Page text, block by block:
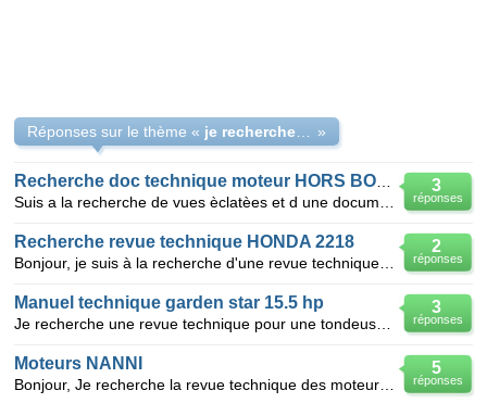
Réponses sur le thème « »
3
réponses
2
réponses
Recherche revue technique HONDA 2218
3
réponses
Manuel technique garden star 15.5 hp
5
réponses
Moteurs NANNI